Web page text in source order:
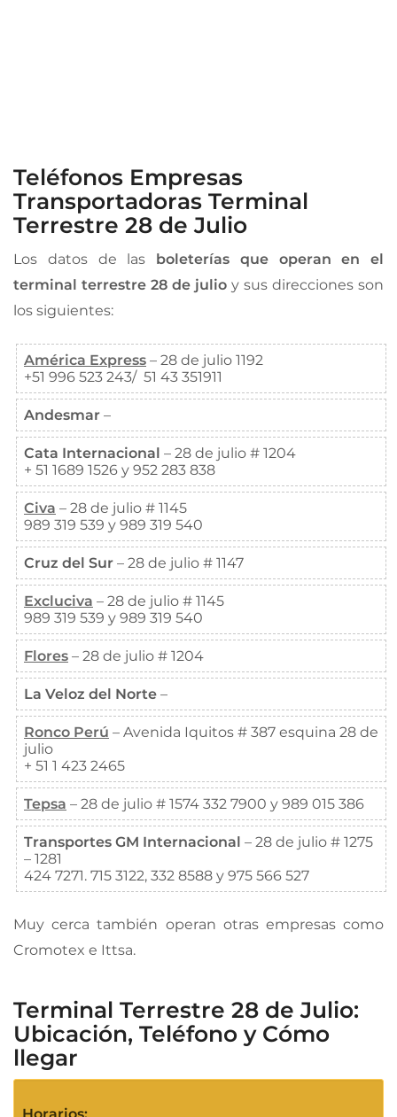
Teléfonos Empresas
Transportadoras Terminal
Terrestre 28 de Julio
Los datos de las boleterías que operan en el
terminal terrestre 28 de julio y sus direcciones son
los siguientes:
América Express – 28 de julio 1192
+51 996 523 243/ 51 43 351911
Andesmar –
Cata Internacional – 28 de julio # 1204
+ 51 1689 1526 y 952 283 838
Civa – 28 de julio # 1145
989 319 539 y 989 319 540
Cruz del Sur – 28 de julio # 1147
Excluciva – 28 de julio # 1145
989 319 539 y 989 319 540
Flores – 28 de julio # 1204
La Veloz del Norte –
Ronco Perú – Avenida Iquitos # 387 esquina 28 de
julio
+ 51 1 423 2465
Tepsa – 28 de julio # 1574 332 7900 y 989 015 386
Transportes GM Internacional – 28 de julio # 1275
– 1281
424 7271. 715 3122, 332 8588 y 975 566 527
Muy cerca también operan otras empresas como
Cromotex e Ittsa.
Terminal Terrestre 28 de Julio:
Ubicación, Teléfono y Cómo
llegar